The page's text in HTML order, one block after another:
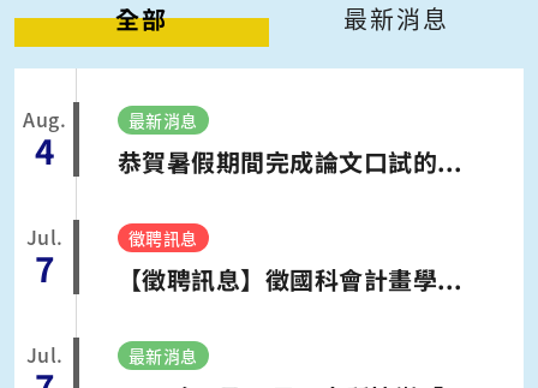
全部 最新消息
Aug.
4
最新消息
恭賀暑假期間完成論文口試的臨研所學生們!!!
Jul.
7
徵聘訊息
【徵聘訊息】徵國科會計畫學士/碩士級專任研究助理一名
Jul. 最新消息